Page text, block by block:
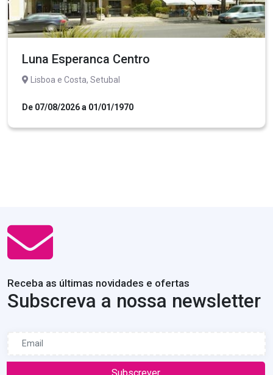
Luna Esperanca Centro
Lisboa e Costa, Setubal
De 07/08/2026 a 01/01/1970
Receba as últimas novidades e ofertas
Subscreva a nossa newsletter